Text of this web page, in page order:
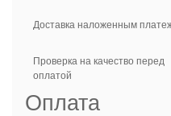
Доставка наложенным
Проверка на качество перед
оплатой
Оплата